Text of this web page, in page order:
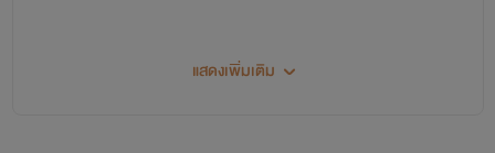
แสดงเพิ่มเติม